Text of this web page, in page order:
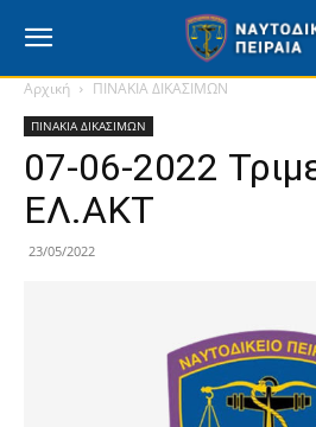
Ναυτοδικείο
Πειραιά
Αρχική ΠΙΝΑΚΙΑ ΔΙΚΑΣΙΜΩΝ
ΠΙΝΑΚΙΑ ΔΙΚΑΣΙΜΩΝ
07-06-2022
ΕΛ.ΑΚΤ
23/05/2022